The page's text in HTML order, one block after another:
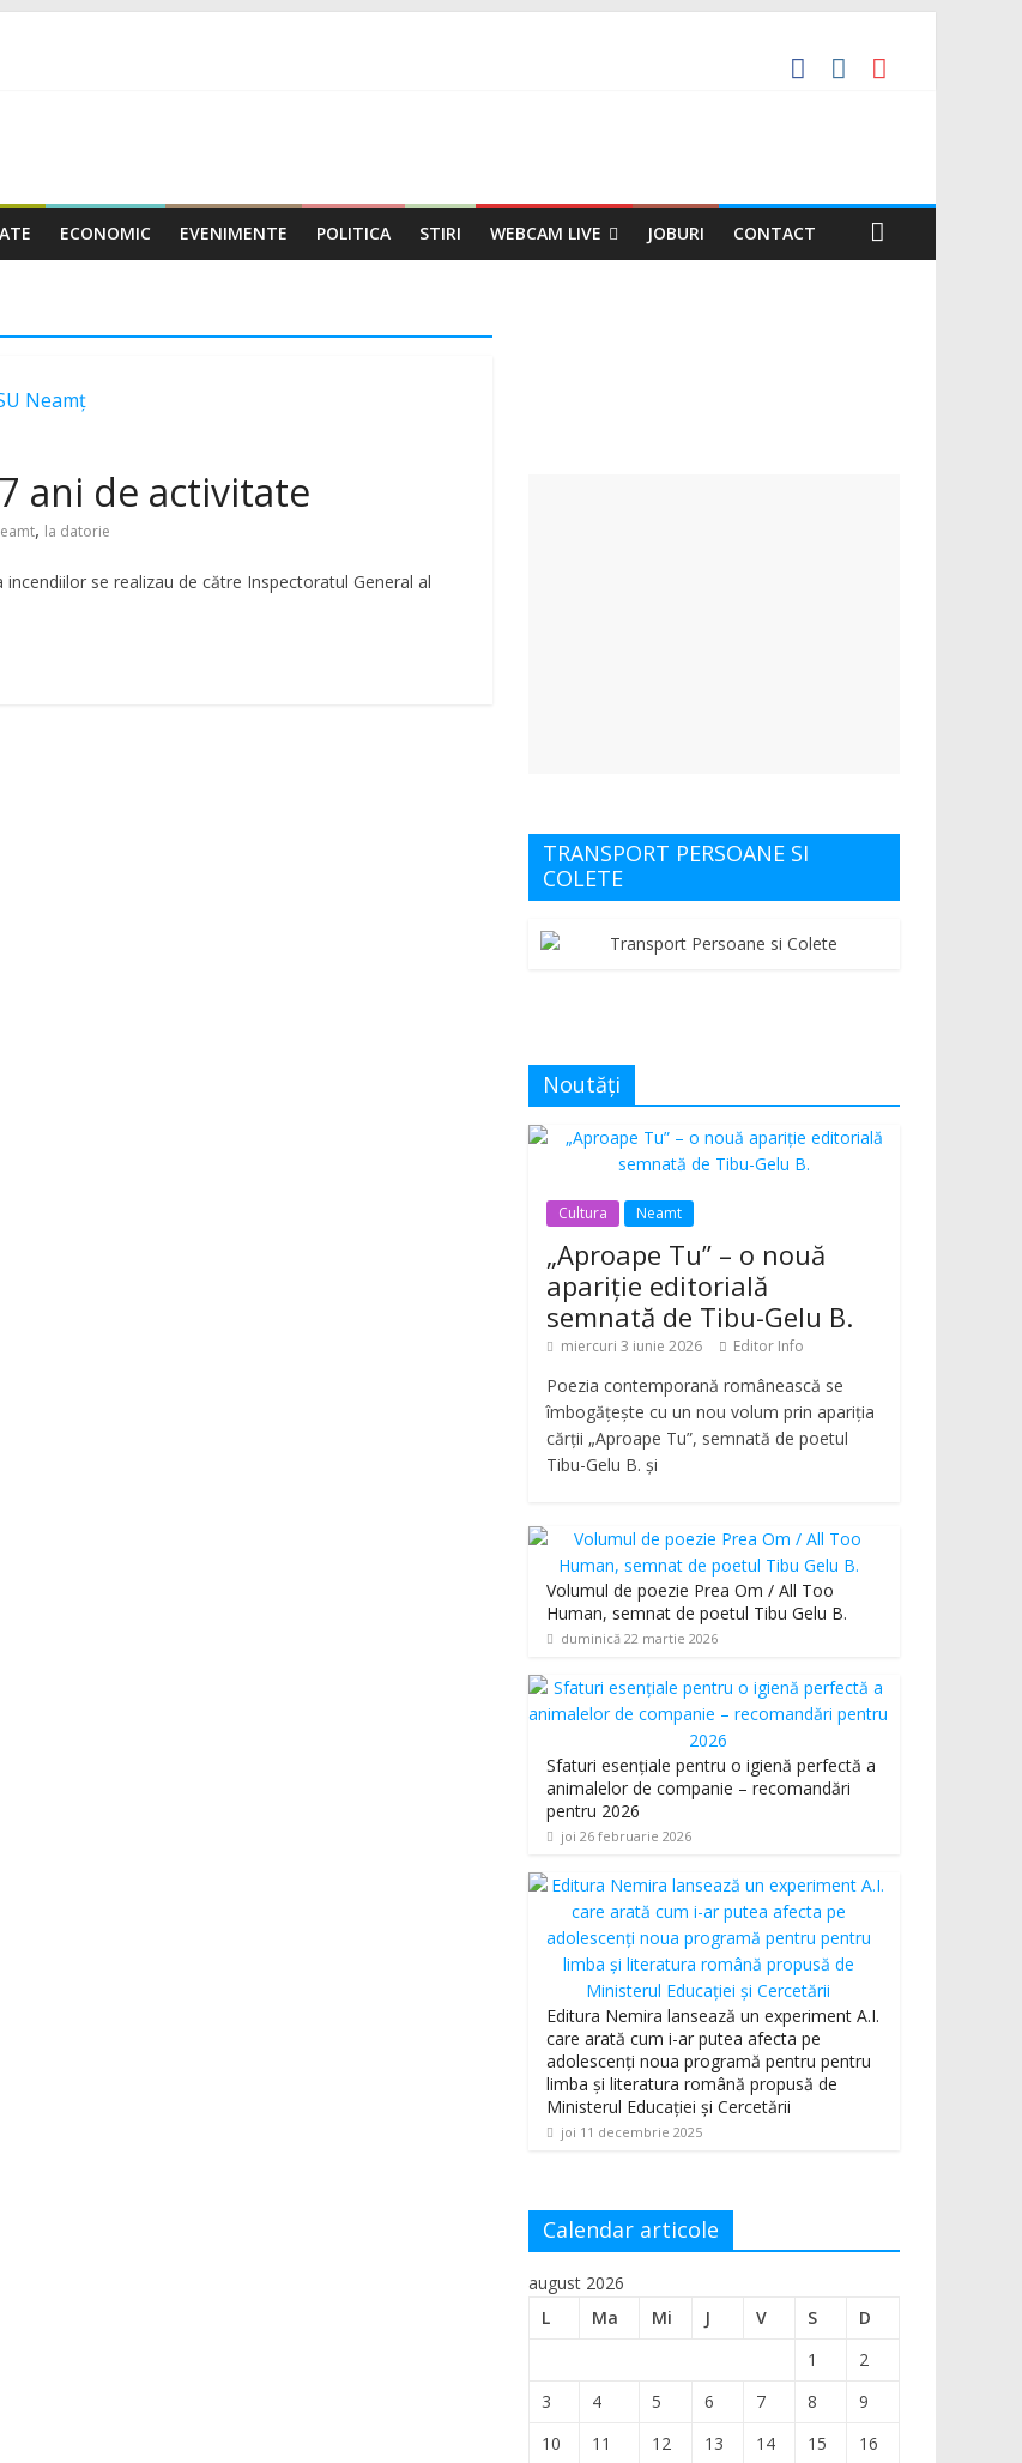
ECONOMIC EVENIMENTE POLITICA STIRI WEBCAM LIVE JOBURI CONTACT
Neamț
ani de activitate
, la datorie
se realizau de către Inspectoratul General al
TRANSPORT PERSOANE SI
COLETE
Noutăți
Cultura Neamt
„Aproape Tu” – o nouă
apariție editorială
semnată de Tibu-Gelu B.
miercuri 3 iunie 2026 Editor Info
Poezia contemporană românească se
îmbogățește cu un nou volum prin apariția
cărții „Aproape Tu”, semnată de poetul
Tibu-Gelu B. și
Volumul de poezie Prea Om / All Too
Human, semnat de poetul Tibu Gelu B.
duminică 22 martie 2026
Sfaturi esențiale pentru o igienă perfectă a
animalelor de companie – recomandări
pentru 2026
joi 26 februarie 2026
Editura Nemira lansează un experiment A.I.
care arată cum i-ar putea afecta pe
adolescenți noua programă pentru pentru
limba și literatura română propusă de
Ministerul Educației și Cercetării
joi 11 decembrie 2025
Calendar articole
august 2026
L
Ma Mi J V S
D
1
2
3
4 5 6 7 8
9
10
11 12 13 14 15
16